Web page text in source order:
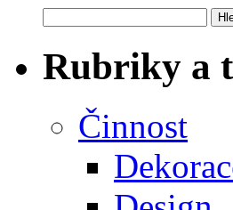
Rubriky a
Činnost